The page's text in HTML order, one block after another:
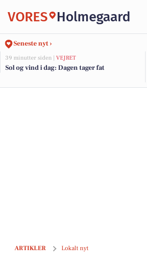
VORES Holmegaard
Seneste nyt ›
39 minutter siden | VEJRET
Sol og vind i dag: Dagen tager fat
ARTIKLER Lokalt nyt
Mød dine naboer - bliv portrætteret på VORES